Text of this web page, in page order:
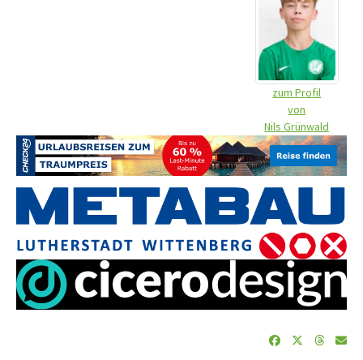
zum Profil
von
Nils Grünwald